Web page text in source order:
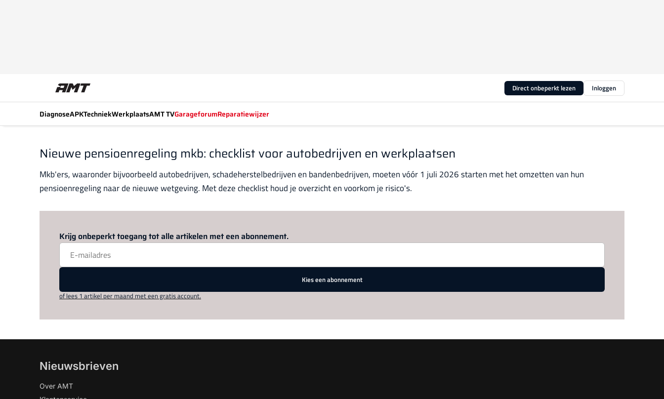
Direct onbeperkt lezen Inloggen
DiagnoseAPKTechniekWerkplaatsAMT TVGarageforumReparatiewijzer
Nieuwe pensioenregeling mkb: checklist voor autobedrijven en werkplaatsen
Mkb'ers, waaronder bijvoorbeeld autobedrijven, schadeherstelbedrijven en bandenbedrijven, moeten vóór 1 juli 2026 starten met het omzetten van hun
pensioenregeling naar de nieuwe wetgeving. Met deze checklist houd je overzicht en voorkom je risico's.
Krijg onbeperkt toegang tot alle artikelen met een abonnement.
Kies een abonnement
of lees 1 artikel per maand met een gratis account.
Nieuwsbrieven
Over AMT